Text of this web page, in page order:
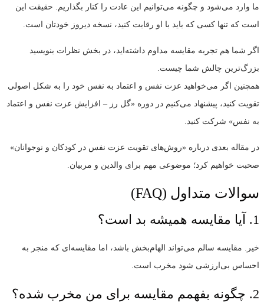
ما وارد می‌شود و چگونه می‌توانیم این عادت را کنار بگذاریم. حقیقت این
است که تنها کسی که باید با او رقابت کنید، نسخه دیروز خودتان است.
اگر شما هم تجربه مقایسه مداوم داشته‌اید، در بخش نظرات بنویسید
بزرگ‌ترین چالش شما چیست.
همچنین اگر می‌خواهید عزت نفس و اعتماد به نفس خود را به شکل اصولی
تقویت کنید، پیشنهاد می‌کنیم در دوره «گل رز – افزایش عزت نفس و اعتماد
به نفس» شرکت کنید.
در مقاله بعدی درباره «روش‌های تقویت عزت نفس در کودکان و نوجوانان»
صحبت خواهیم کرد؛ موضوعی مهم برای والدین و مربیان.
سوالات متداول (FAQ)
1. آیا مقایسه همیشه بد است؟
خیر. مقایسه سالم می‌تواند الهام‌بخش باشد، اما مقایسه‌ای که منجر به
احساس بی‌ارزشی شود مخرب است.
2. چگونه بفهمم مقایسه برای من مخرب شده؟